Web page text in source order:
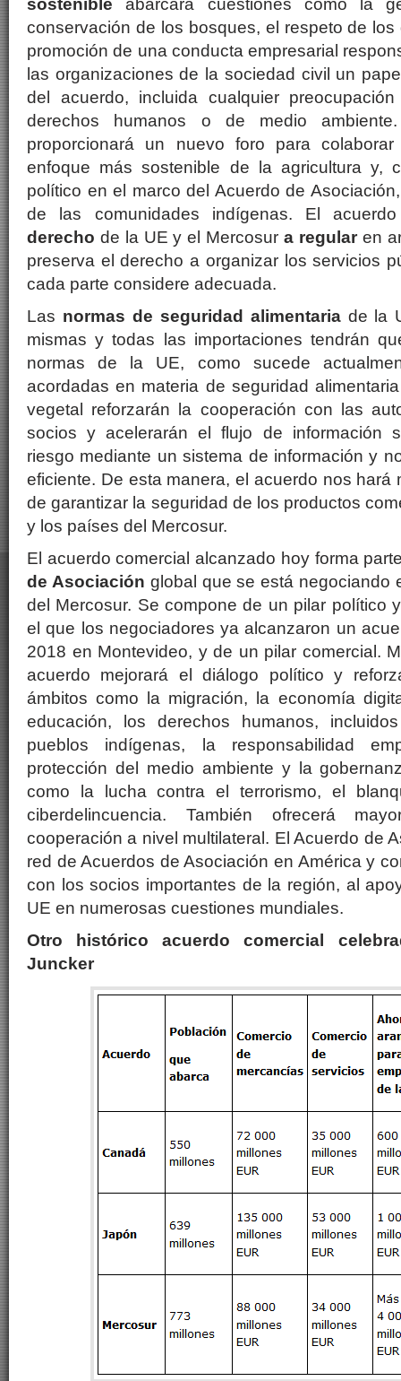
sostenible abarcará cuestiones como la
conservación de los bosques, el respeto de
promoción de una conducta empresarial
las organizaciones de la sociedad civil un
del acuerdo, incluida cualquier
derechos humanos o de medio
proporcionará un nuevo foro para
enfoque más sostenible de la agricultura y,
político en el marco del Acuerdo de
de las comunidades indígenas. El
derecho de la UE y el Mercosur a regularen
preserva el derecho a organizar los servicios
cada parte considere adecuada.
Las normas de seguridad alimentariade la
mismas y todas las importaciones tendrán
normas de la UE, como sucede
acordadas en materia de seguridad
vegetal reforzarán la cooperación con las
socios y acelerarán el flujo de información
riesgo mediante un sistema de información y
eficiente. De esta manera, el acuerdo nos hará
de garantizar la seguridad de los productos
y los países del Mercosur.
El acuerdo comercial alcanzado hoy forma
de Asociación global que se está negociando
del Mercosur. Se compone de un pilar político
el que los negociadores ya alcanzaron un
2018 en Montevideo, y de un pilar comercial.
acuerdo mejorará el diálogo político y
ámbitos como la migración, la economía
educación, los derechos humanos,
pueblos indígenas, la responsabilidad
protección del medio ambiente y la
como la lucha contra el terrorismo, el
ciberdelincuencia. También ofrecerá
cooperación a nivel multilateral. El Acuerdo de
red de Acuerdos de Asociación en América y
con los socios importantes de la región, al
UE en numerosas cuestiones mundiales.
Otro histórico acuerdo comercial
Juncker